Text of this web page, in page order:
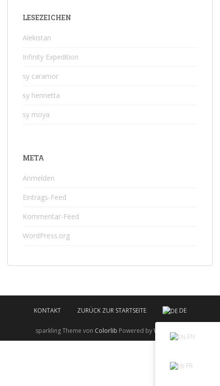
LESEZEICHEN
Alekistan
Infinity Expedition
sy caramor
sy henrietta
sy moya
META
Anmelden
Eintrags-Feed
Kommentar-Feed
WordPress.org
KONTAKT ZURÜCK ZUR STARTSEITE DE
EN
FR
sparkling Theme von Colorlib Powered byWordPress